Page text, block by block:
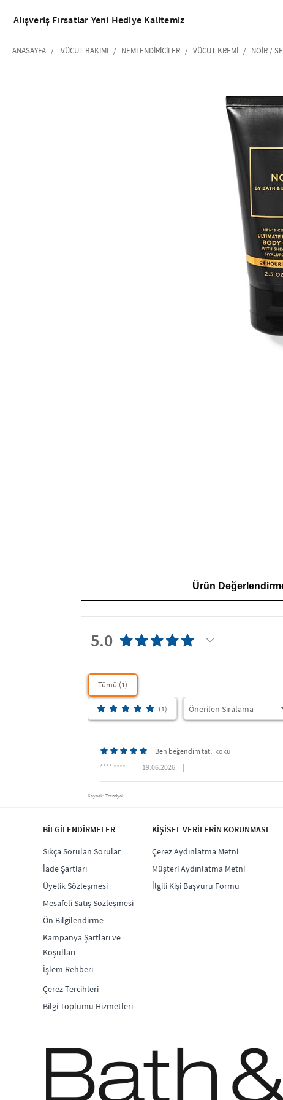
Alışveriş Fırsatlar Yeni Hediye Kalitemiz
ANASAYFA VÜCUT BAKIMI NEMLENDIRICILER VÜCUT KREMI NOIR /
Ürün
5.0
Tümü (1)
(1)
Ben beğendim tatlı koku
**** ****
| 19.06.2026 |
Kaynak: Trendyol
BİLGİLENDİRMELER
Sıkça Sorulan Sorular
İade Şartları
Üyelik Sözleşmesi
Mesafeli Satış Sözleşmesi
Ön Bilgilendirme
Kampanya Şartları ve
Koşulları
İşlem Rehberi
Çerez Tercihleri
Bilgi Toplumu Hizmetleri
KİŞİSEL VERİLERİN KORUNMASI
Çerez Aydınlatma Metni
Müşteri Aydınlatma Metni
İlgili Kişi Başvuru Formu